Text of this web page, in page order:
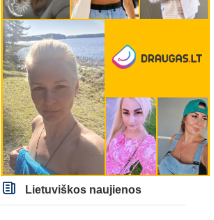
Lietuviškos naujienos